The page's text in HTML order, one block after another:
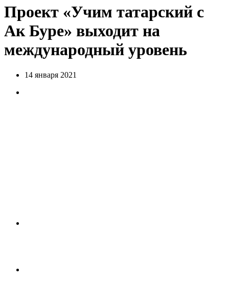
Проект «Учим татарский с
Ак Буре» выходит на
международный уровень
14 января 2021